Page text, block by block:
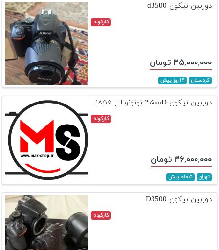
دوربین نیکون d3500
کارکرده
۳۵,۰۰۰,۰۰۰ تومان
کردستان ۱۴ روز پیش
دوربین نیکون ۳۵۰۰D نونونو لنز ۱۸۵۵
کارکرده
۳۶,۰۰۰,۰۰۰ تومان
تهران ۵ ماه پیش
دوربین نیکون D3500
کارکرده